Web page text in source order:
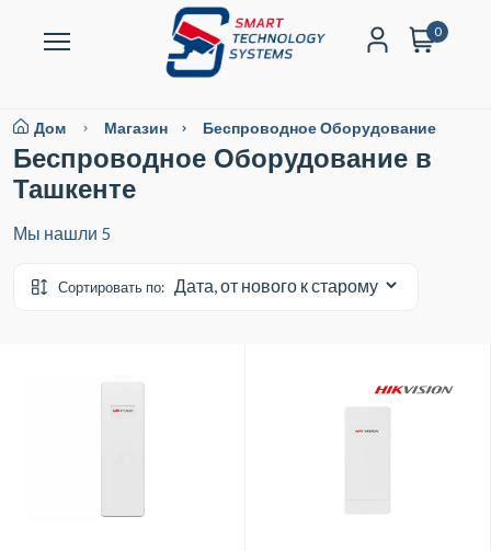
0
Дом Магазин Беспроводное Оборудование
Беспроводное Оборудование в
Ташкенте
Мы нашли 5
Сортировать по: